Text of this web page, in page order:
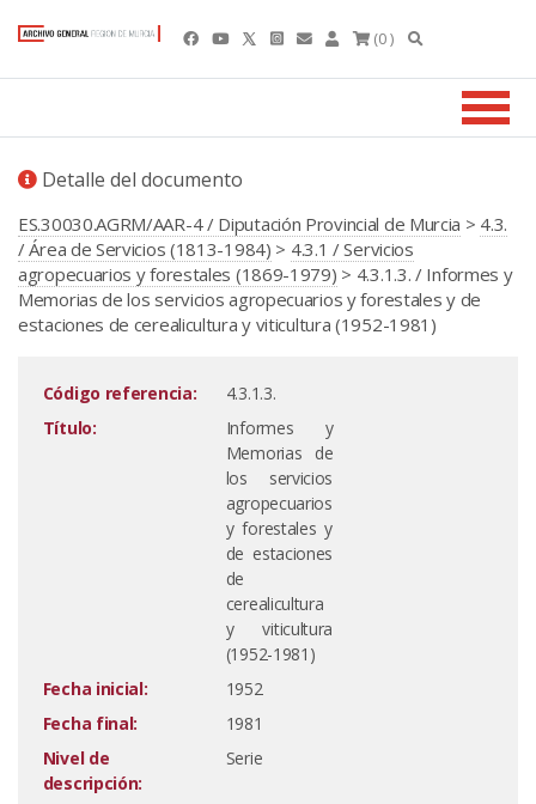
(0 )
Detalle del documento
ES.30030.AGRM/AAR-4 / Diputación Provincial de Murcia > 4.3.
/ Área de Servicios (1813-1984) > 4.3.1 / Servicios
agropecuarios y forestales (1869-1979) > 4.3.1.3. / Informes y
Memorias de los servicios agropecuarios y forestales y de
estaciones de cerealicultura y viticultura (1952-1981)
Código referencia:
4.3.1.3.
Título:
Informes y
Memorias de
los servicios
agropecuarios
y forestales y
de estaciones
de
cerealicultura
y viticultura
(1952-1981)
Fecha inicial:
1952
Fecha final:
1981
Nivel de
descripción:
Serie